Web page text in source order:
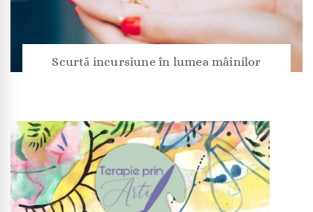
Scurtă incursiune în lumea mâinilor